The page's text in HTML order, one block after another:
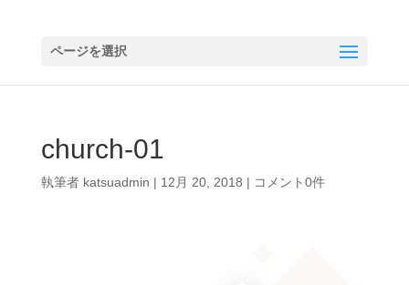
ページを選択
church-01
執筆者 katsuadmin | 12月 20, 2018 | コメント0件